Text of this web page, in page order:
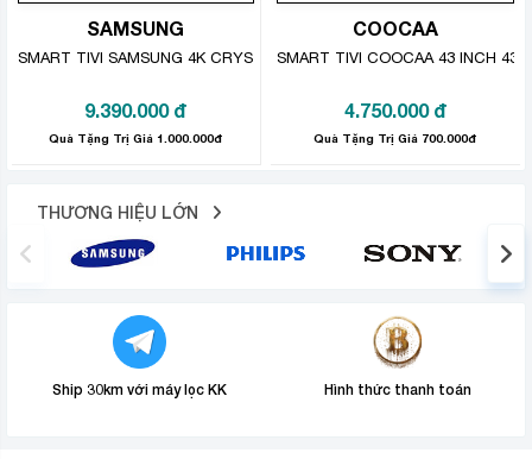
SAMSUNG
SMART TIVI SAMSUNG 4K CRYSTAL UHD 50 INCH UA50BU8000
9.390.000 đ
Quà Tặng Trị Giá 1.000.000đ
COOCAA
SMART TIVI COOCAA 43 INCH
4.750.000 đ
Quà Tặng Trị Giá 700.000đ
THƯƠNG HIỆU LỚN
Ship 30km với máy lọc KK Hình thức thanh toán